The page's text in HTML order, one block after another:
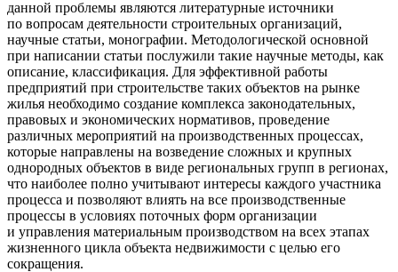
данной проблемы являются литературные источники
по вопросам деятельности строительных организаций,
научные статьи, монографии. Методологической основной
при написании статьи послужили такие научные методы, как
описание, классификация. Для эффективной работы
предприятий при строительстве таких объектов на рынке
жилья необходимо создание комплекса законодательных,
правовых и экономических нормативов, проведение
различных мероприятий на производственных процессах,
которые направлены на возведение сложных и крупных
однородных объектов в виде региональных групп в регионах,
что наиболее полно учитывают интересы каждого участника
процесса и позволяют влиять на все производственные
процессы в условиях поточных форм организации
и управления материальным производством на всех этапах
жизненного цикла объекта недвижимости с целью его
сокращения.